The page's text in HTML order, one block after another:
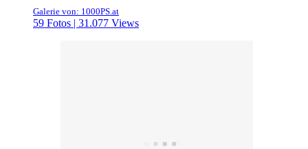
Galerie von: 1000PS.at
59 Fotos | 31.077 Views